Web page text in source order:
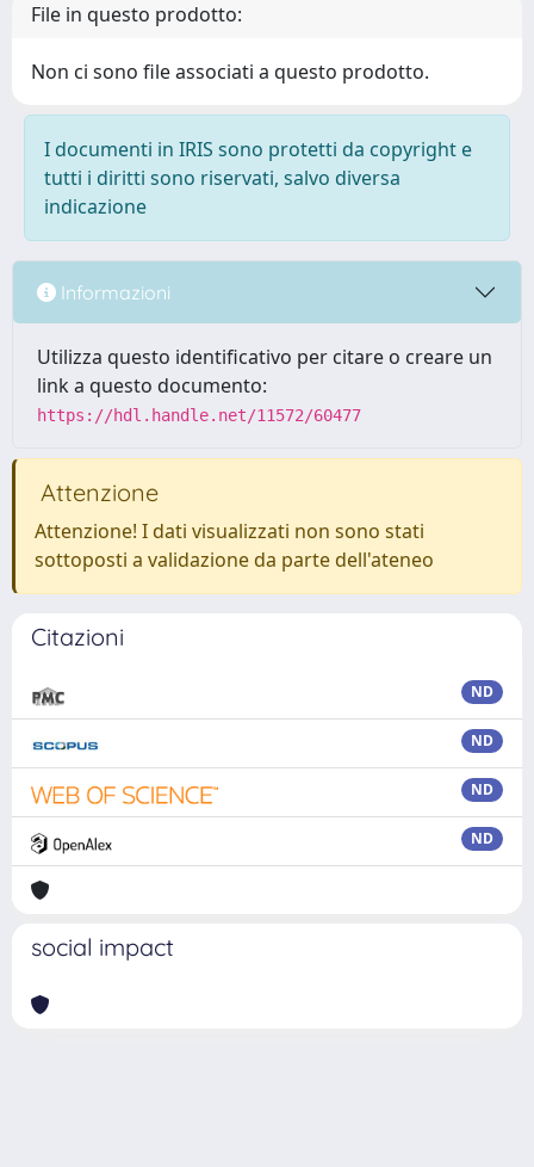
File in questo prodotto:
Non ci sono file associati a questo prodotto.
I documenti in IRIS sono protetti da copyright e
tutti i diritti sono riservati, salvo diversa
indicazione
Informazioni
Utilizza questo identificativo per citare o creare un
link a questo documento:
https://hdl.handle.net/11572/60477
Attenzione
Attenzione! I dati visualizzati non sono stati
sottoposti a validazione da parte dell'ateneo
Citazioni
ND
ND
ND
ND
social impact